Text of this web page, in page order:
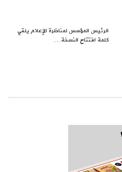
الرئيس المؤسس لمناظرة الإعلام يلقي
كلمة افتتاح النسخة…